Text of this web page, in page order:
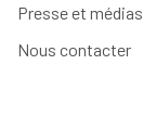
Presse et médias
Nous contacter